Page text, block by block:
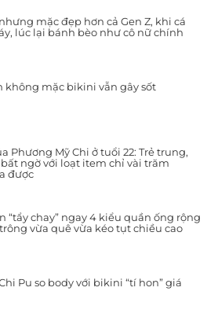
mặc đẹp hơn cả Gen Z, khi cá
lúc lại bánh bèo như cô nữ chính
không mặc bikini vẫn gây sốt
Phương Mỹ Chi ở tuổi 22: Trẻ trung,
ngờ với loạt item chỉ vài trăm
được
“tẩy chay” ngay 4 kiểu quần ống rộng
vừa quê vừa kéo tụt chiều cao
Pu so body với bikini “tí hon” giá